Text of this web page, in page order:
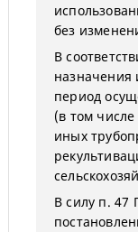
без
В
назначения
период
(в том
иных
В силу п. 47